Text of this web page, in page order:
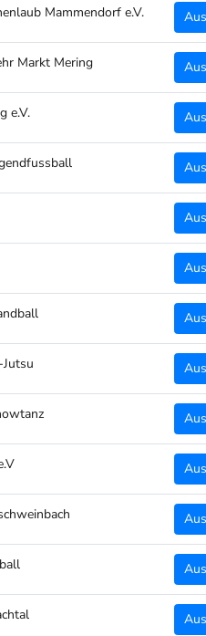
Mammendorf e.V.
Markt Mering
e.V.
WARUM
Wir stellen eine
Teamsporthändler und
Abwicklung, Produktion,
einer Hand, Made in Bayern!
Teamsportanbieter ->
Vereine, meld dich einfach bei